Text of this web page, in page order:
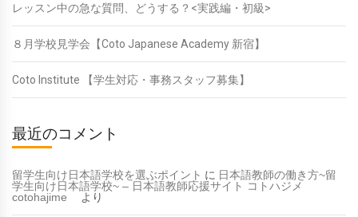
レッスン中の急な質問、どうする？<実践編・初級>
８月学校見学会【Coto Japanese Academy 新宿】
Coto Institute 【学生対応・事務スタッフ募集】
最近のコメント
留学生向け日本語学校を選ぶポイント に 日本語教師の働き方~留
学生向け日本語学校~ – 日本語教師応援サイト コトハジメ
cotohajime
より